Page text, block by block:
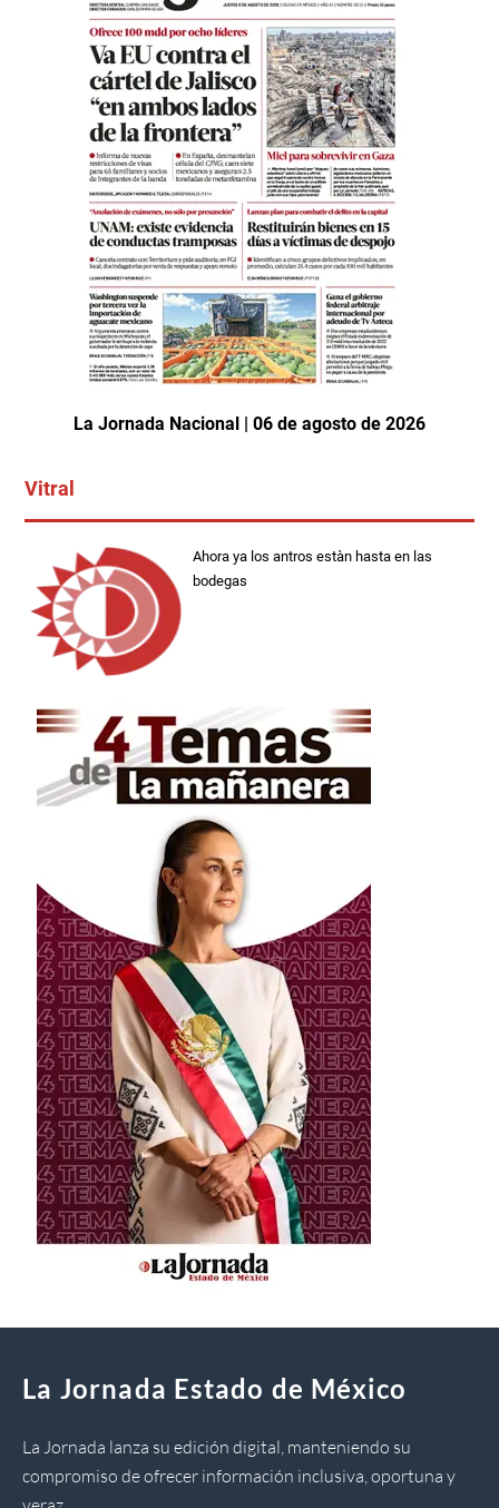
La Jornada Nacional | 06 de agosto de 2026
Vitral
Ahora ya los antros estàn hasta en las
bodegas
La Jornada Estado de México
La Jornada lanza su edición digital, manteniendo su
compromiso de ofrecer información inclusiva, oportuna y